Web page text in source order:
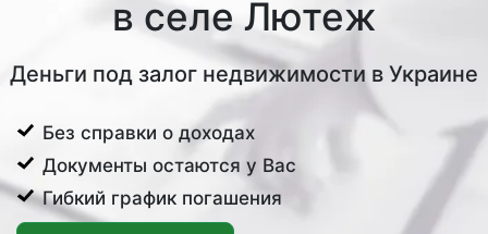
в селе Лютеж
Деньги под залог недвижимости в Украине
Без справки о доходах
Документы остаются у Вас
Гибкий график погашения